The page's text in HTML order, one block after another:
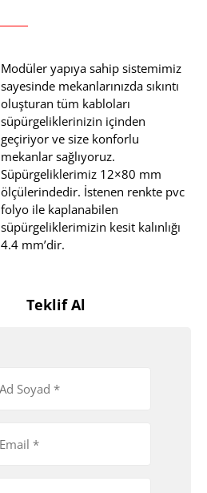
Modüler yapıya sahip sistemimiz
sayesinde mekanlarınızda sıkıntı
oluşturan tüm kabloları
süpürgeliklerinizin içinden
geçiriyor ve size konforlu
mekanlar sağlıyoruz.
Süpürgeliklerimiz 12×80 mm
ölçülerindedir. İstenen renkte pvc
folyo ile kaplanabilen
süpürgeliklerimizin kesit kalınlığı
4.4 mm’dir.
Teklif Al